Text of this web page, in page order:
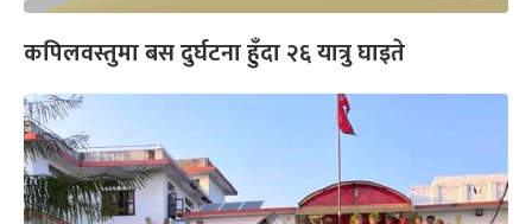
कपिलवस्तुमा बस दुर्घटना हुँदा २६ यात्रु घाइते